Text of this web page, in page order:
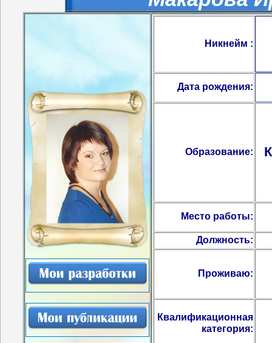
Никнейм :
Дата рождения:
Образование:
Место работы:
Должность:
Проживаю:
Квалификационная
категория: